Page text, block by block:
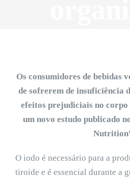
Os consumidores de bebidas
de sofrerem de insuficiência
efeitos prejudiciais no corpo
um novo estudo publicado
O iodo é necessário para a
tiroide e é essencial durante a